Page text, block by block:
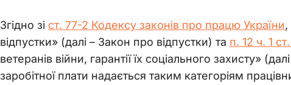
Згідно зі ст. 77-2 Кодексу законів про працю України,
відпустки» (далі – Закон про відпустки) та п. 12 ч. 1
ветеранів війни, гарантії їх соціального захисту»
заробітної плати надається таким категоріям